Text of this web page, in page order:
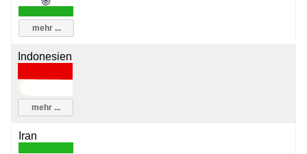
mehr ...
Indonesien
mehr ...
Iran